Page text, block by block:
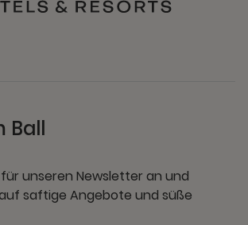
Ball
unseren Newsletter an und
saftige Angebote und süße